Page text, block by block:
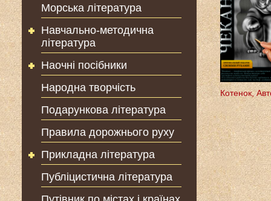
Морська література
Навчально-методична
література
Наочні посібники
Народна творчість
Подарункова література
Правила дорожнього руху
Прикладна література
Публіцистична література
Котенок,